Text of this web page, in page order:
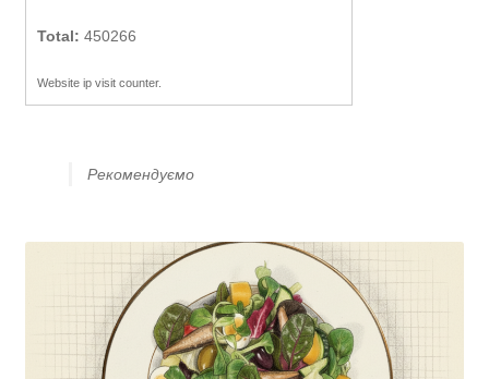
Total: 450266
Website ip visit counter.
Рекомендуємо